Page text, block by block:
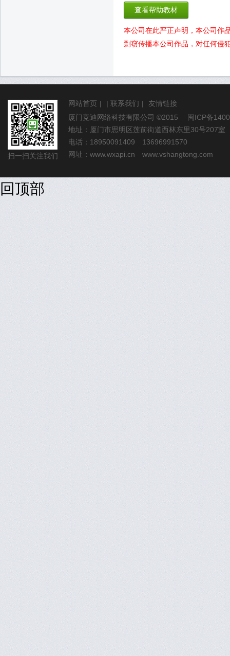
查看帮助教材
本公司在此严正声明，本公司作
剽窃传播本公司作品，对任何侵
扫一扫关注我们
网站首页 | | 联系我们 |
友情链接
厦门竞迪网络科技有限公司 ©2015 闽ICP备
地址：厦门市思明区莲前街道西林东里30号207室
电话：18950091409 13696991570
网址： www.wxapi.cn www.vshangtong.com
回顶部